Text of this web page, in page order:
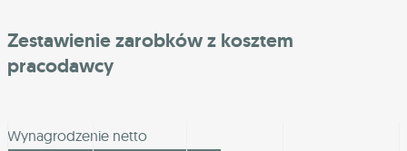
Zestawienie zarobków z kosztem
pracodawcy
Wynagrodzenie netto